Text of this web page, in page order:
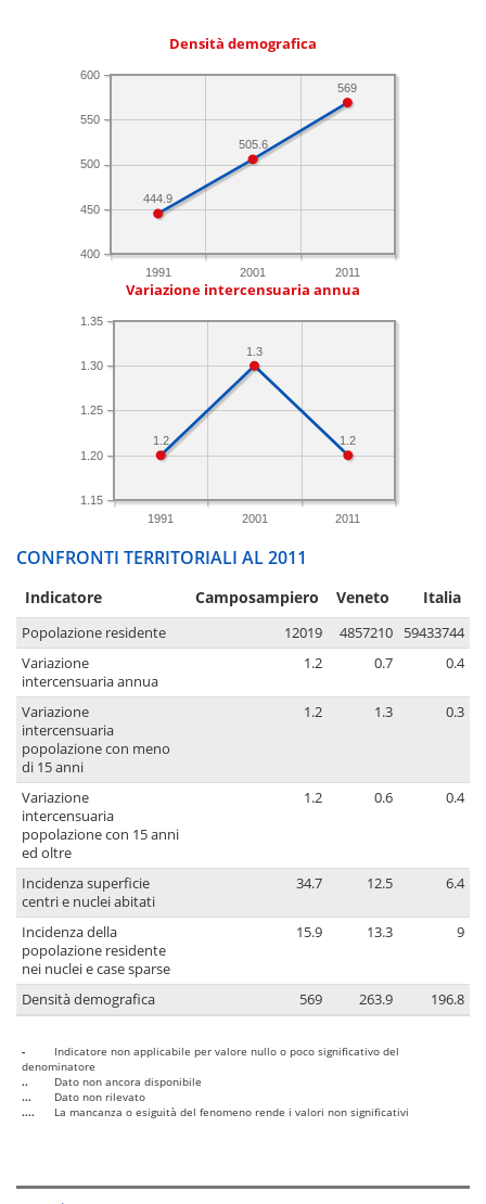
Densità demografica
1991 2001 2011
400
450
500
550
600
569
505.6
444.9
Variazione intercensuaria annua
1991 2001 2011
1.15
1.20
1.25
1.30
1.35
1.2
1.3
1.2
CONFRONTI TERRITORIALI AL 2011
Indicatore Camposampiero Veneto Italia
Popolazione residente 12019 4857210
59433744
Variazione
intercensuaria annua
1.2 0.7 0.4
Variazione
intercensuaria
popolazione con meno
di 15 anni
1.2 1.3 0.3
Variazione
intercensuaria
popolazione con 15 anni
ed oltre
1.2 0.6 0.4
Incidenza superficie
centri e nuclei abitati
34.7 12.5 6.4
Incidenza della
popolazione residente
nei nuclei e case sparse
15.9 13.3 9
Densità demografica 569 263.9 196.8
-
Indicatore non applicabile per valore nullo o poco significativo del
denominatore
..
Dato non ancora disponibile
...
Dato non rilevato
....
La mancanza o esiguità del fenomeno rende i valori non significativi